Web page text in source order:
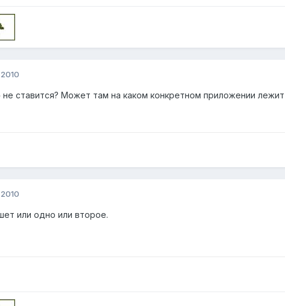
ставится? Может там на каком конкретном приложении
или одно или второе.